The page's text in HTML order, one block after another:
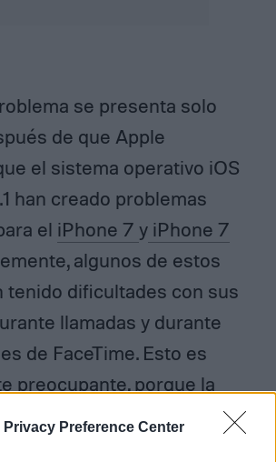
Privacy Preference Center
se presenta solo
de que Apple
el sistema operativo iOS
han creado problemas
el iPhone 7 yiPhone 7
algunos de estos
tenido dificultades con sus
llamadas y durante
de FaceTime. Esto es
preocupante, porque la
un problema de software,